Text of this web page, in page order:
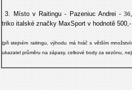
3. Místo v Raitingu - Pazeniuc Andrei -
triko italské značky MaxSport v hodnotě
(při stejném raitingu, výhodu má hráč s větším
ukazatel průměru na zápasy, celkové body za sezónu,